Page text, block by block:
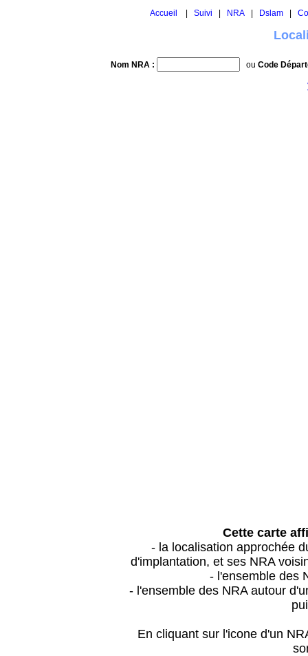
Accueil Suivi NRA Dslam
Nom NRA : ou Code
Cette carte
- la localisation approchée
d'implantation, et ses NRA
- l'ensemble des
- l'ensemble des NRA autour
En cliquant sur l'icone d'un